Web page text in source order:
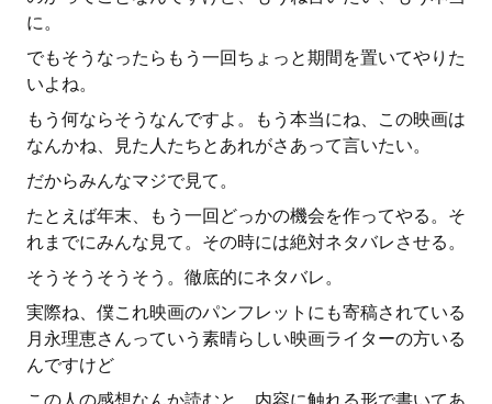
に。
でもそうなったらもう一回ちょっと期間を置いてやりた
いよね。
もう何ならそうなんですよ。もう本当にね、この映画は
なんかね、見た人たちとあれがさあって言いたい。
だからみんなマジで見て。
たとえば年末、もう一回どっかの機会を作ってやる。そ
れまでにみんな見て。その時には絶対ネタバレさせる。
そうそうそうそう。徹底的にネタバレ。
実際ね、僕これ映画のパンフレットにも寄稿されている
月永理恵さんっていう素晴らしい映画ライターの方いる
んですけど